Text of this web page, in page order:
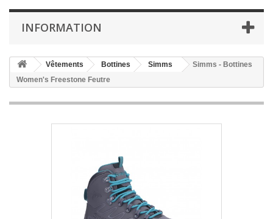
INFORMATION
Vêtements Bottines Simms
Simms - Bottines
Women's Freestone Feutre